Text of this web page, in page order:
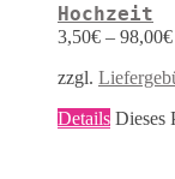
Hochzeit
3,50€ – 98,00€
zzgl.
Details Dieses